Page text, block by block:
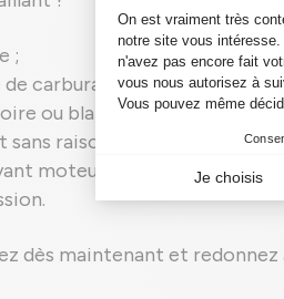
;
carburant ;
ou blanche) et/ou bruit
sans raison apparente sans
moteur ou d'un code
dès maintenant et